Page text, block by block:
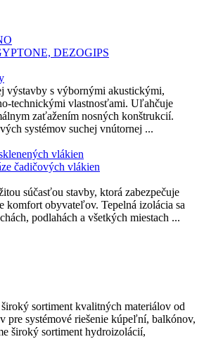
DEZOGIPS
výstavby s výbornými akustickými,
technickými vlastnosťami. Uľahčuje
zaťažením nosných konštrukcií.
systémov suchej vnútornej ...
vlákien
čadičových vlákien
súčasťou stavby, ktorá zabezpečuje
komfort obyvateľov. Tepelná izolácia sa
podlahách a všetkých miestach ...
sortiment kvalitných materiálov od
pre systémové riešenie kúpeľní, balkónov,
široký sortiment hydroizolácií,